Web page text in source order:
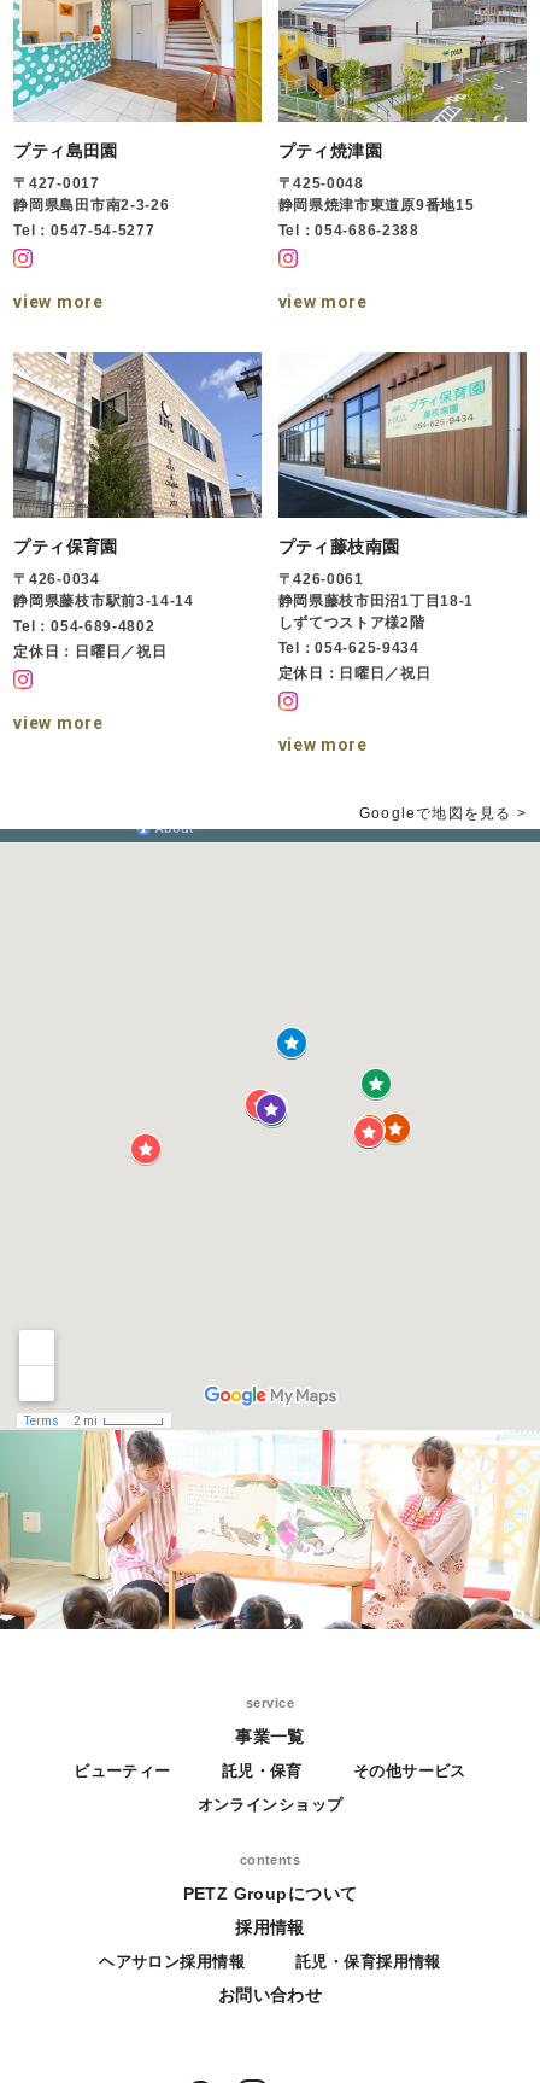
プティ島田園
〒427-0017
静岡県島田市南2-3-26
Tel：0547-54-5277
view more
プティ焼津園
〒425-0048
静岡県焼津市東道原9番地15
Tel：054-686-2388
view more
プティ保育園
〒426-0034
静岡県藤枝市駅前3-14-14
Tel：054-689-4802
定休日：日曜日／祝日
view more
プティ藤枝南園
〒426-0061
静岡県藤枝市田沼1丁目18-1
しずてつストア様2階
Tel：054-625-9434
定休日：日曜日／祝日
view more
Googleで地図を見る >
service
事業一覧
ビューティー 託児・保育
その他サービス
オンラインショップ
contents
PETZ Groupについて
採用情報
ヘアサロン採用情報 託児・保育採用情報
お問い合わせ